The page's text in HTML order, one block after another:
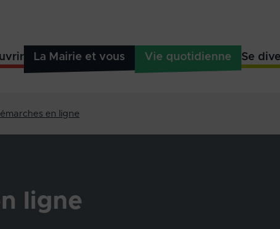
La Mairie et vous Vie quotidienne Se
en ligne
ligne